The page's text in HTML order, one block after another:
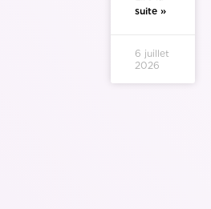
suite »
6 juillet
2026